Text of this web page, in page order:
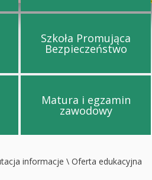
stronę Szkolny Doradca
Przejdź na
Szkoła Promująca
Bezpieczeństwo
stronę Erasmus+Przejdź na
Matura i egzamin
zawodowy
informacje \ Oferta edukacyjna